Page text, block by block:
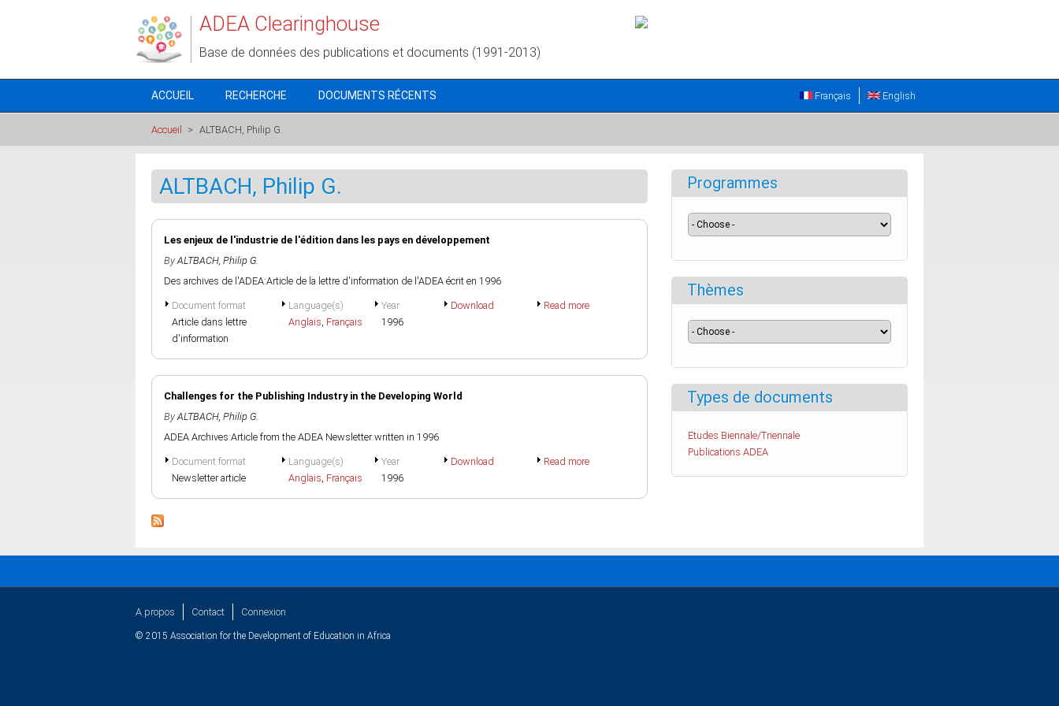
ADEA Clearinghouse
Base de données des publications et documents (1991-2013)
ACCUEIL RECHERCHE DOCUMENTS RÉCENTS English
Français
Accueil > ALTBACH, Philip G.
ALTBACH, Philip G.
Les enjeux de l'industrie de l'édition dans les pays en développement
By ALTBACH, Philip G.
Des archives de l'ADEA:Article de la lettre d'information de l'ADEA écrit en 1996
Document format
Article dans lettre
d'information
Language(s)
Anglais, Français
Year
1996
Download Read more
Challenges for the Publishing Industry in the Developing World
By ALTBACH, Philip G.
ADEA Archives:Article from the ADEA Newsletter written in 1996
Document format
Newsletter article
Language(s)
Anglais, Français
Year
1996
Download Read more
Programmes
Thèmes
Types de documents
Etudes Biennale/Triennale
Publications ADEA
A propos Contact Connexion
© 2015 Association for the Development of Education in Africa